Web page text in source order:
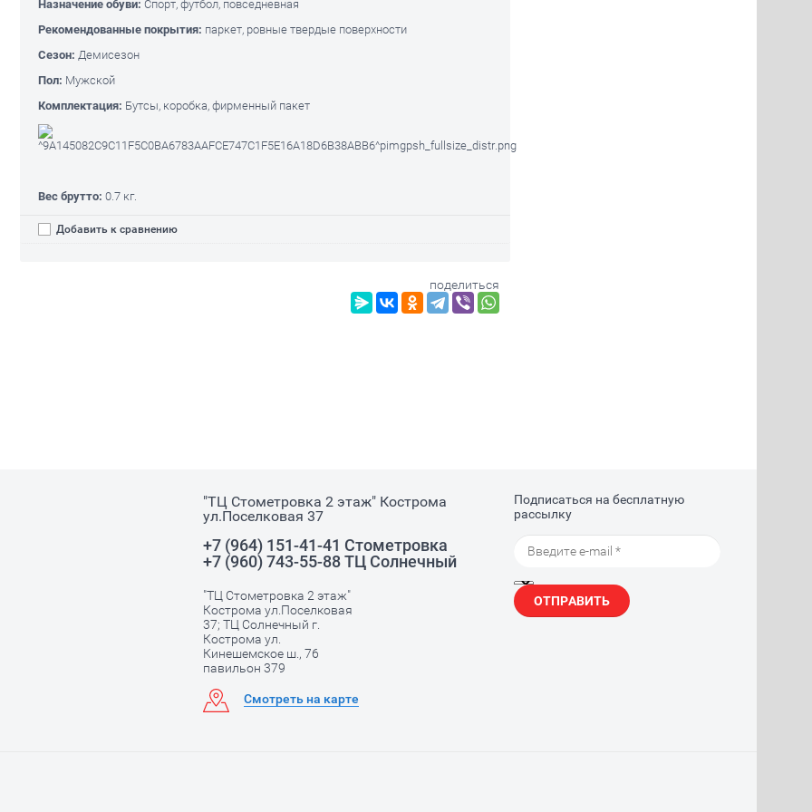
Назначение обуви: Спорт, футбол, повседневная
Рекомендованные покрытия: паркет, ровные твердые поверхности
Сезон: Демисезон
Пол: Мужской
Комплектация: Бутсы, коробка, фирменный пакет
Вес брутто: 0.7 кг.
Добавить к сравнению
поделиться
"ТЦ Стометровка 2 этаж" Кострома
ул.Поселковая 37
+7 (964) 151-41-41 Стометровка
+7 (960) 743-55-88 ТЦ Солнечный
"ТЦ Стометровка 2 этаж"
Кострома ул.Поселковая
37; ТЦ Солнечный г.
Кострома ул.
Кинешемское ш., 76
павильон 379
Смотреть на карте
Подписаться на бесплатную
рассылку
ОТПРАВИТЬ